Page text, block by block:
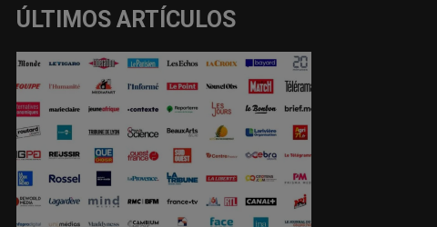
ÚLTIMOS ARTÍCULOS